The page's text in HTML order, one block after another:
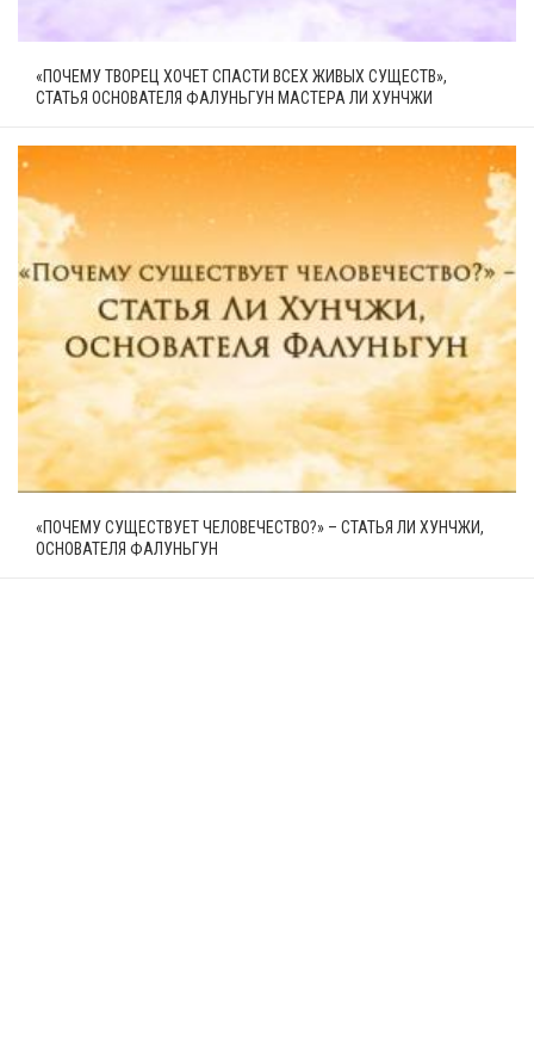
«ПОЧЕМУ ТВОРЕЦ ХОЧЕТ СПАСТИ ВСЕХ ЖИВЫХ СУЩЕСТВ»,
СТАТЬЯ ОСНОВАТЕЛЯ ФАЛУНЬГУН МАСТЕРА ЛИ ХУНЧЖИ
«ПОЧЕМУ СУЩЕСТВУЕТ ЧЕЛОВЕЧЕСТВО?» – СТАТЬЯ ЛИ ХУНЧЖИ,
ОСНОВАТЕЛЯ ФАЛУНЬГУН